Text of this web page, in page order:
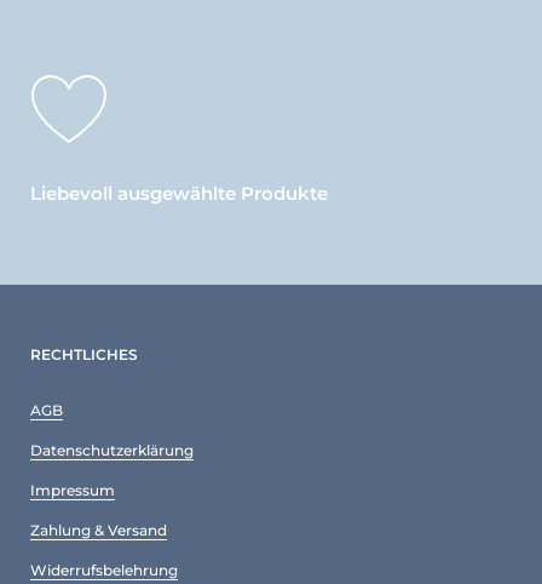
Liebevoll ausgewählte Produkte
RECHTLICHES
AGB
Datenschutzerklärung
Impressum
Zahlung & Versand
Widerrufsbelehrung